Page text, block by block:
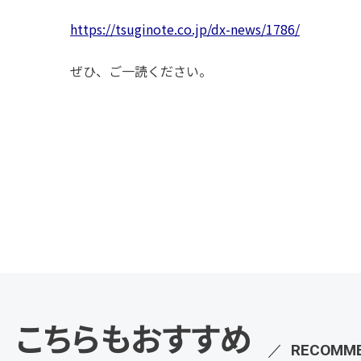
https://tsuginote.co.jp/dx-news/1786/
ぜひ、ご一読ください。
こちらもおすすめ ／